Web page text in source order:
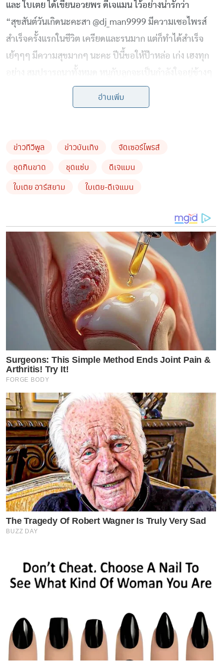
และ ใบเตย ได้เขียนอวยพร ดีเจแมน ไว้อย่างน่ารักว่า
“สุขสันต์วันเกิดนะคะสา @dj_man9999 มีความเซอไพรส์
สำเร็จครั้งแรกในชีวิต เครียดและรนมาก แต่ก็ทำได้สำเร็จ
เย้ๆๆๆ มีความสุขมากๆ นะคะ ปีนี้ขอให้ป๊าหล่อ เก่ง เฮงทุก
เสมอ ขอบคุณทีมร่วม Surprise ที่อยู่บ้านคอยจัดแจงให้ทุก
อย่างนะคะ อีแม่เพลียสุด 7/2/2022 “#ชุดโกโกวานี้เพื่อ
อ่านเพิ่ม
ข่าวทีวีพูล ข่าวบันเทิง
จัดเซอร์ไพรส์
ชุดกินขาด
ชุดแซ่บ
ดีเจแมน
ใบเตย อาร์สยาม
ใบเตย-ดีเจแมน
Surgeons: This Simple Method Ends Joint Pain &
Arthritis! Try It!
FORGE BODY
The Tragedy Of Robert Wagner Is Truly Very Sad
BUZZ DAY